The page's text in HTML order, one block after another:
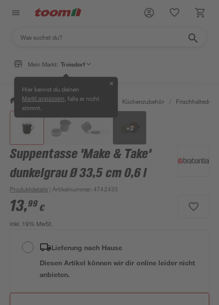
Mein Markt: Troisdorf
Hier kannst du deinen
Markt anpassen , falls er nicht
stimmt.
✕
/ Wohnen & Haushalt / Küche Küchenzubehör /
+2
Suppentasse 'Make & Take'
dunkelgrau Ø 33,5 cm 0,6 l
Produktdetails | Artikelnummer:4742433
13,99 €
inkl. 19% MwSt.
Lieferung nach Hause
Diesen Artikel können wir dir online leider nicht
anbieten.